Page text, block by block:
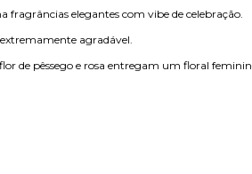
elegantes com vibe de celebração.
agradável.
de pêssego e rosa entregam um floral